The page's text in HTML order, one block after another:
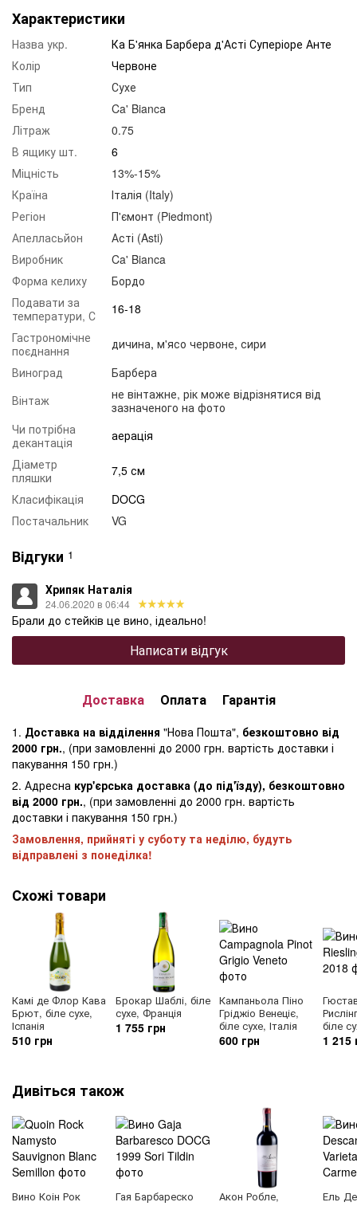
Характеристики
Назва укр.
Ка Б'янка Барбера д'Асті Суперіоре Анте
Колір
Червоне
Тип
Сухе
Бренд
Ca' Biancа
Літраж
0.75
В ящику шт.
6
Міцність
13%-15%
Країна
Італія (Italy)
Регіон
П'ємонт (Piedmont)
Апелласьйон
Асті (Asti)
Виробник
Ca' Bianca
Форма келиху
Бордо
Подавати за
температури, С
16-18
Гастрономічне
поєднання
дичина, м'ясо червоне, сири
Виноград
Барбера
Вінтаж
не вінтажне, рік може відрізнятися від
зазначеного на фото
Чи потрібна
декантація
аерація
Діаметр
пляшки
7,5 см
Класифікація
DOCG
Постачальник
VG
Відгуки 1
Хрипяк Наталія
24.06.2020 в 06:44
Брали до стейків це вино, ідеально!
Написати відгук
Доставка Оплата Гарантія
1. Доставка на відділення "Нова Пошта", безкоштовно від
2000 грн., (при замовленні до 2000 грн. вартість доставки і
пакування 150 грн.)
2. Адресна кур'єрська доставка (до під'їзду), безкоштовно
від 2000 грн., (при замовленні до 2000 грн. вартість
доставки і пакування 150 грн.)
Замовлення, прийняті у суботу та неділю, будуть
відправлені з понеділка!
Схожі товари
Камі де Флор Кава
Брют, біле сухе,
Іспанія
510 грн
Брокар Шаблі, біле
сухе, Франція
1 755 грн
Кампаньола Піно
Гріджіо Венеціє,
біле сухе, Італія
600 грн
біле
1 215
Дивіться також
Вино Коін Рок
Гая Барбареско
Акон Робле,
Ель